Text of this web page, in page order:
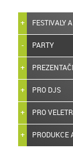
FESTIVALY
PARTY
PRO DJS
PRO
PRODUKCE